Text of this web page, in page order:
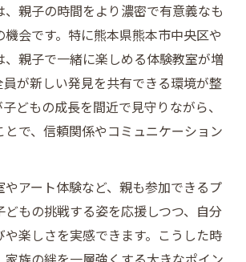
有する習い事デビューの新しい形
い事デビューが親子関係を強化
習い事デビューモデル解説
ビューで子どもの成長を実感しよ
に合わせた習い事デビューモデル
デビューが育む自己肯定感と自信
親子の時間をより濃密で有意義なも
機会です。特に熊本県熊本市中央区や
親子で一緒に楽しめる体験教室が増
員が新しい発見を共有できる環境が整
どもの成長を間近で見守りながら、
とで、信頼関係やコミュニケーション
アート体験など、親も参加できるプ
どもの挑戦する姿を応援しつつ、自分
や楽しさを実感できます。こうした時